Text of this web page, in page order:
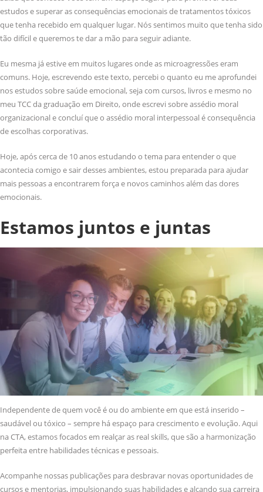
estudos e superar as consequências emocionais de tratamentos tóxicos
que tenha recebido em qualquer lugar. Nós sentimos muito que tenha sido
tão difícil e queremos te dar a mão para seguir adiante.
Eu mesma já estive em muitos lugares onde as microagressões eram
comuns. Hoje, escrevendo este texto, percebi o quanto eu me aprofundei
nos estudos sobre saúde emocional, seja com cursos, livros e mesmo no
meu TCC da graduação em Direito, onde escrevi sobre assédio moral
organizacional e concluí que o assédio moral interpessoal é consequência
de escolhas corporativas.
Hoje, após cerca de 10 anos estudando o tema para entender o que
acontecia comigo e sair desses ambientes, estou preparada para ajudar
mais pessoas a encontrarem força e novos caminhos além das dores
emocionais.
Estamos juntos e juntas
Independente de quem você é ou do ambiente em que está inserido –
saudável ou tóxico – sempre há espaço para crescimento e evolução. Aqui
na CTA, estamos focados em realçar as real skills, que são a harmonização
perfeita entre habilidades técnicas e pessoais.
Acompanhe nossas publicações para desbravar novas oportunidades de
cursos e mentorias, impulsionando suas habilidades e alçando sua carreira